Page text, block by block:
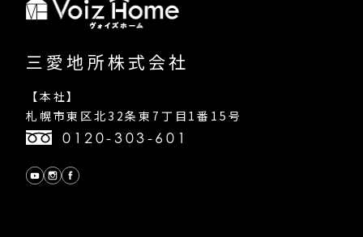
三愛地所株式会社
【本社】
札幌市東区北32条東7丁目1番15号
0120-303-601